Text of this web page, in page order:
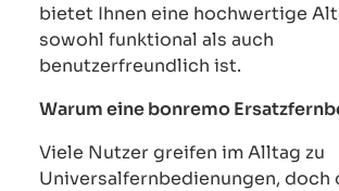
bietet Ihnen eine hochwertige
sowohl funktional als auch
benutzerfreundlich ist.
Warum eine bonremo
Viele Nutzer greifen im Alltag zu
Universalfernbedienungen, doch